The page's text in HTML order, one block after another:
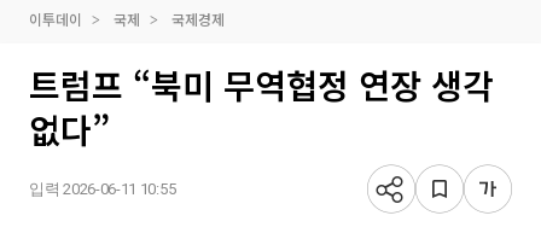
이투데이 국제 국제경제
트럼프 “북미 무역협정 연장 생각
없다”
입력 2026-06-11 10:55